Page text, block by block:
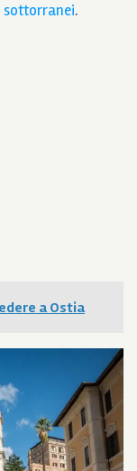
sottorranei.
a Ostia